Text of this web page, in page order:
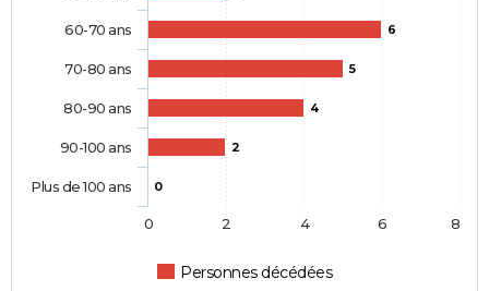
6
5
4
2
0
Personnes décédées
60-70 ans
70-80 ans
80-90 ans
90-100 ans
Plus de 100 ans
0 2 4 6 8